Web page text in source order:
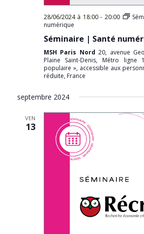
28/06/2024 à 18:00- 20:00
numérique
Séminaire | Santé
MSH Paris Nord20, avenue
Plaine Saint-Denis, Métro
populaire », accessible aux
réduite, France
septembre 2024
VEN
13